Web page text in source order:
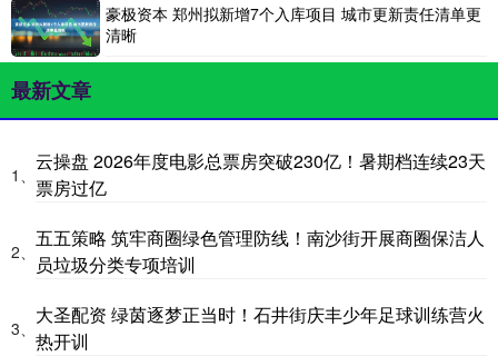
豪极资本 郑州拟新增7个入库项目 城市更新责任清单更
清晰
最新文章
1、
云操盘 2026年度电影总票房突破230亿！暑期档连续23天
票房过亿
2、
五五策略 筑牢商圈绿色管理防线！南沙街开展商圈保洁人
员垃圾分类专项培训
3、
大圣配资 绿茵逐梦正当时！石井街庆丰少年足球训练营火
热开训